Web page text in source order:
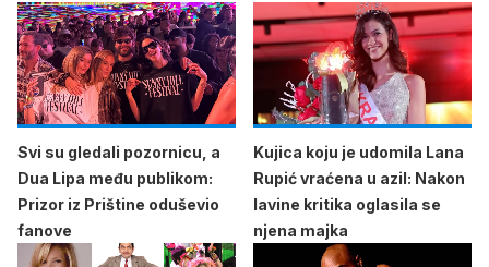
Svi su gledali pozornicu, a
Dua Lipa među publikom:
Prizor iz Prištine oduševio
fanove
Kujica koju je udomila Lana
Rupić vraćena u azil: Nakon
lavine kritika oglasila se
njena majka